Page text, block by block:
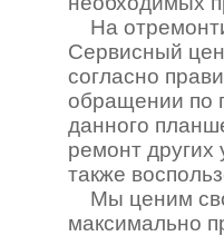
На
Сервисный
согласно
обращении по
данного
ремонт других
также
Мы ценим
максимально